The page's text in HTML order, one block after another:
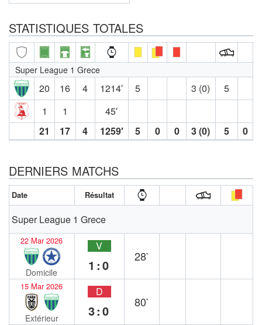
STATISTIQUES TOTALES
Super League 1 Grece
20 16 4 1214′ 5 3 (0)
5
1
1
45′
21
17 4 1259′ 5 0 0 3 (0) 5 0
DERNIERS MATCHS
Date Résultat
Super League 1 Grece
22 Mar 2026
Domicile
V
1:0
28`
15 Mar 2026
Extérieur
D
3:0
80`